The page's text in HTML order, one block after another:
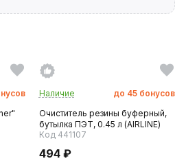
Наличие до 45 бонусов
Очиститель резины буферный,
бутылка ПЭТ, 0.45 л (AIRLINE)
Код 441107
494 ₽